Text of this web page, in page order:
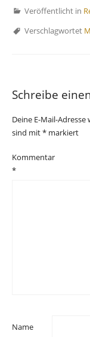
Veröffentlicht in
Verschlagwortet
Schreibe
Deine E-Mail-
sind mit* markiert
Kommentar
*
Name